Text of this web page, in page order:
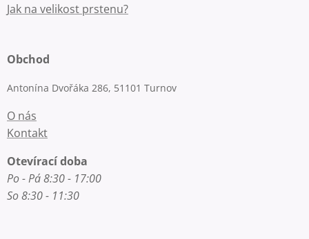
Jak na velikost prstenu?
Obchod
Antonína Dvořáka 286, 51101 Turnov
O nás
Kontakt
Otevírací doba
Po - Pá 8:30 - 17:00
So 8:30 - 11:30